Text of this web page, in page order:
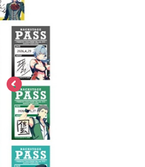
鉄拳
太鼓の達人
ACE COMBAT
パックマン
ナムコクラシック
スサノオマジック